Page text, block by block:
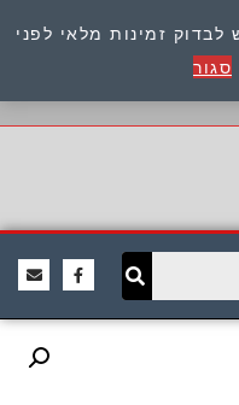
זמינות מלאי לפני
סגור
כתובת : היוזמים 9 אור יהודה שירות לקוחות 054-